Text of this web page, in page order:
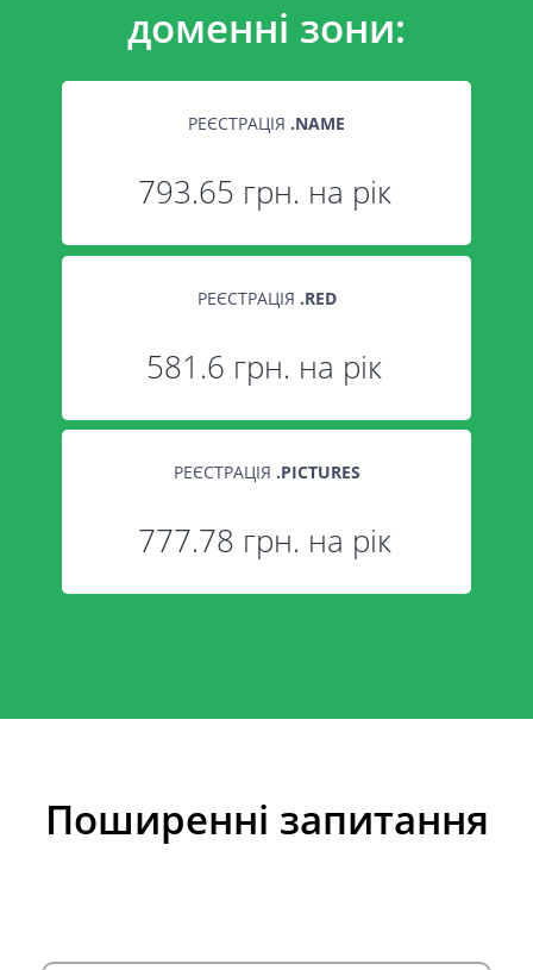
доменні зони:
РЕЄСТРАЦІЯ .NAME
793.65 грн. на рік
РЕЄСТРАЦІЯ .RED
581.6 грн. на рік
РЕЄСТРАЦІЯ .PICTURES
777.78 грн. на рік
Поширенні запитання